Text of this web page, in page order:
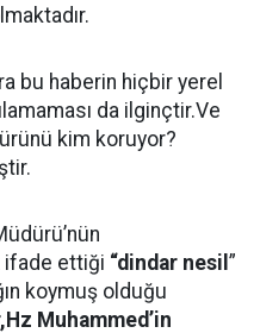
bu haberin hiçbir yerel
da ilginçtir.Ve
kim koruyor?
ifade ettiği “dindar nesil ”
koymuş olduğu
Muhammed’in